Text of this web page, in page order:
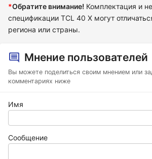
*Обратите внимание! Комплектация и
спецификации TCL 40 X могут
региона или страны.
Мнение пользователей
Вы можете поделиться своим мнением или
комментариях ниже
Имя
Сообщение